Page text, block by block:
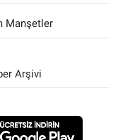
Manşetler
Arşivi